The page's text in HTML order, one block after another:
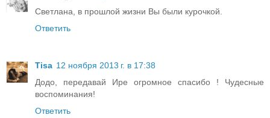
Светлана, в прошлой жизни Вы были курочкой.
Ответить
Tisa 12 ноября 2013 г. в 17:38
Додо, передавай Ире огромное спасибо ! Чудесные
воспоминания!
Ответить